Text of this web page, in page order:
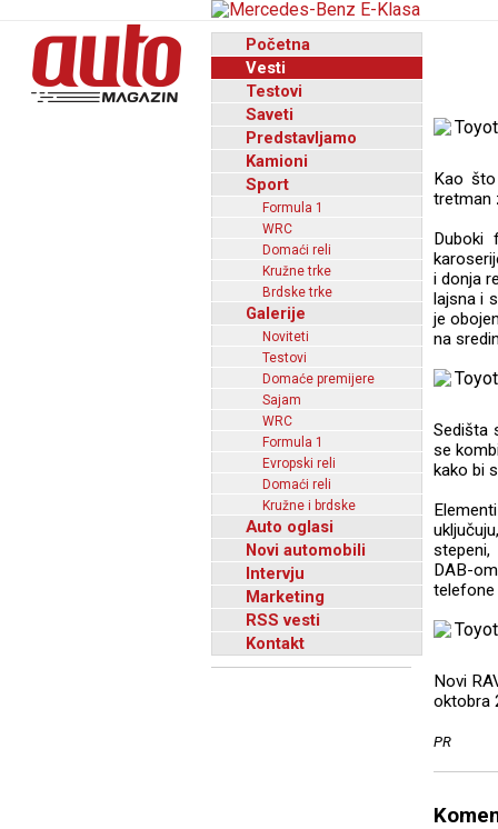
Početna
Vesti
Testovi
Saveti
Predstavljamo
Kamioni
Sport
Formula 1
WRC
Domaći reli
Kružne trke
Brdske trke
Galerije
Noviteti
Testovi
Domaće premijere
Sajam
WRC
Formula 1
Evropski reli
Domaći reli
Kružne i brdske
Auto oglasi
Novi automobili
Intervju
Marketing
RSS vesti
Kontakt
Kao
tretman
Duboki
i donja
lajsna i
je
na
Sedišta
se
kako bi
DAB-
telefone
Novi
oktobra
PR